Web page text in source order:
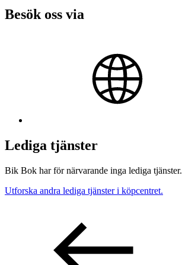
Besök oss via
Lediga tjänster
Bik Bok har för närvarande inga lediga tjänster.
Utforska andra lediga tjänster i köpcentret.